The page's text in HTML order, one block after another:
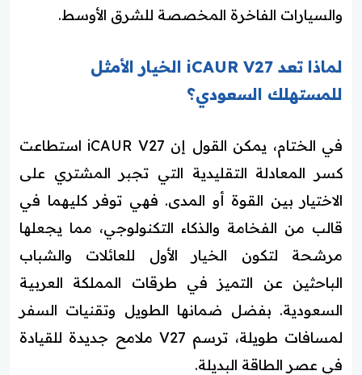
والسيارات الفاخرة المخصصة للشرق الأوسط.
لماذا تعد iCAUR V27 الخيار الأمثل
للمستهلك السعودي؟
في الختام، يمكن القول إن iCAUR V27 استطاعت
كسر المعادلة التقليدية التي تجبر المشتري على
الاختيار بين القوة أو المدى. فهي توفر كليهما في
قالب من الفخامة والذكاء التكنولوجي، مما يجعلها
مرشحة لتكون الخيار الأول للعائلات والشباب
الباحثين عن التميز في طرقات المملكة العربية
السعودية. بفضل ضمانها الطويل وتقنيات السفر
لمسافات طويلة، ترسم V27 ملامح جديدة للقيادة
في عصر الطاقة البديلة.